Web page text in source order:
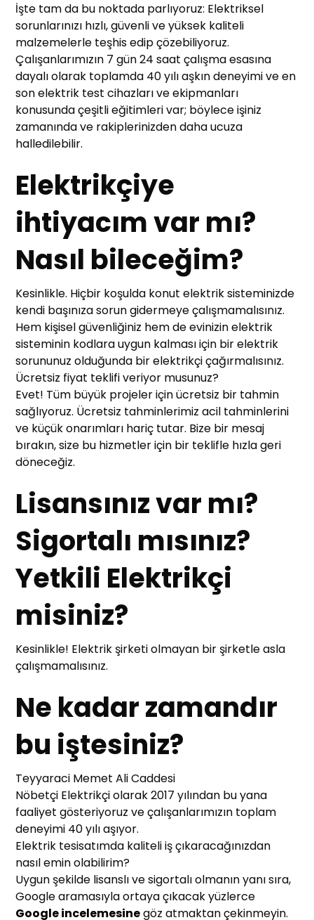
İşte tam da bu noktada parlıyoruz: Elektriksel
sorunlarınızı hızlı, güvenli ve yüksek kaliteli
malzemelerle teşhis edip çözebiliyoruz.
Çalışanlarımızın 7 gün 24 saat çalışma esasına
dayalı olarak toplamda 40 yılı aşkın deneyimi ve en
son elektrik test cihazları ve ekipmanları
konusunda çeşitli eğitimleri var; böylece işiniz
zamanında ve rakiplerinizden daha ucuza
halledilebilir.
Elektrikçiye
ihtiyacım var mı?
Nasıl bileceğim?
Kesinlikle. Hiçbir koşulda konut elektrik sisteminizde
kendi başınıza sorun gidermeye çalışmamalısınız.
Hem kişisel güvenliğiniz hem de evinizin elektrik
sisteminin kodlara uygun kalması için bir elektrik
sorununuz olduğunda bir elektrikçi çağırmalısınız.
Ücretsiz fiyat teklifi veriyor musunuz?
Evet! Tüm büyük projeler için ücretsiz bir tahmin
sağlıyoruz. Ücretsiz tahminlerimiz acil tahminlerini
ve küçük onarımları hariç tutar. Bize bir mesaj
bırakın, size bu hizmetler için bir teklifle hızla geri
döneceğiz.
Lisansınız var mı?
Sigortalı mısınız?
Yetkili Elektrikçi
misiniz?
Kesinlikle! Elektrik şirketi olmayan bir şirketle asla
çalışmamalısınız.
Ne kadar zamandır
bu iştesiniz?
Teyyaraci Memet Ali Caddesi
Nöbetçi Elektrikçi olarak 2017 yılından bu yana
faaliyet gösteriyoruz ve çalışanlarımızın toplam
deneyimi 40 yılı aşıyor.
Elektrik tesisatımda kaliteli iş çıkaracağınızdan
nasıl emin olabilirim?
Uygun şekilde lisanslı ve sigortalı olmanın yanı sıra,
Google aramasıyla ortaya çıkacak yüzlerce
Google incelemesinegöz atmaktan çekinmeyin.